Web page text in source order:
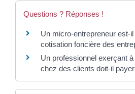
Questions ? Réponses !
Un micro-entrepreneur est-
cotisation foncière des
Un professionnel exerçant
chez des clients doit-il